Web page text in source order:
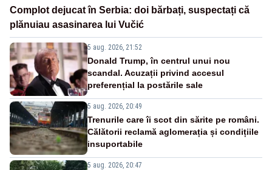
Complot dejucat în Serbia: doi bărbați, suspectați că
plănuiau asasinarea lui Vučić
5 aug. 2026, 21:52
Donald Trump, în centrul unui nou
scandal. Acuzații privind accesul
preferențial la postările sale
5 aug. 2026, 20:49
Trenurile care îi scot din sărite pe români.
Călătorii reclamă aglomerația și condițiile
insuportabile
5 aug. 2026, 20:47